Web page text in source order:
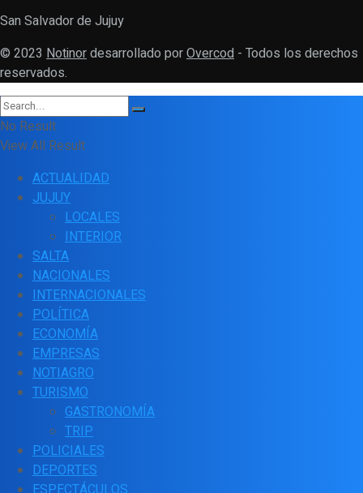
San Salvador de Jujuy
© 2023 Notinordesarrollado porOvercod - Todos los derechos
reservados.
No Result
View All Result
ACTUALIDAD
JUJUY
LOCALES
INTERIOR
SALTA
NACIONALES
INTERNACIONALES
POLÍTICA
ECONOMÍA
EMPRESAS
NOTIAGRO
TURISMO
GASTRONOMÍA
TRIP
POLICIALES
DEPORTES